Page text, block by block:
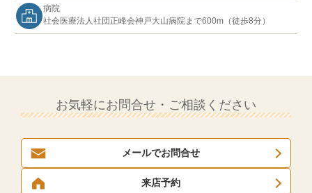
病院
社会医療法人社団正峰会神戸大山病院まで600m（徒歩8分）
お気軽にお問合せ・ご相談ください
メールでお問合せ
来店予約